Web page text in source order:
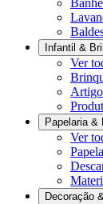
Infantil &
Ver
Papelaria &
Ver
Decoração